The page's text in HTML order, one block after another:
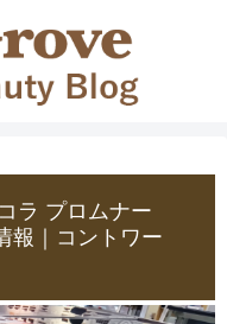
ラ プロムナー
報｜コントワー